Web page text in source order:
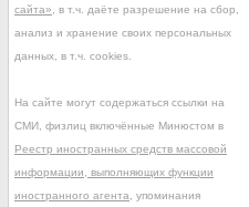
сайта» , в т.ч. даёте разрешение на сбор,
анализ и хранение своих персональных
данных, в т.ч. cookies.
На сайте могут содержаться ссылки на
СМИ, физлиц включённые Минюстом в
Реестр иностранных средств массовой
информации, выполняющих функции
иностранного агента , упоминания